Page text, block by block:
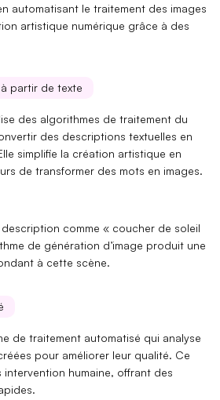
automatisant letraitement des images
artistique numérique grâce à des
partir de texte
des algorithmes de traitement du
des descriptions textuelles en
simplifie la création artistique en
de transformer des mots en images.
comme « coucher de soleil
de génération d’image produit une
à cette scène.
de traitement automatisé qui analyse
pour améliorer leur qualité. Ce
intervention humaine, offrant des